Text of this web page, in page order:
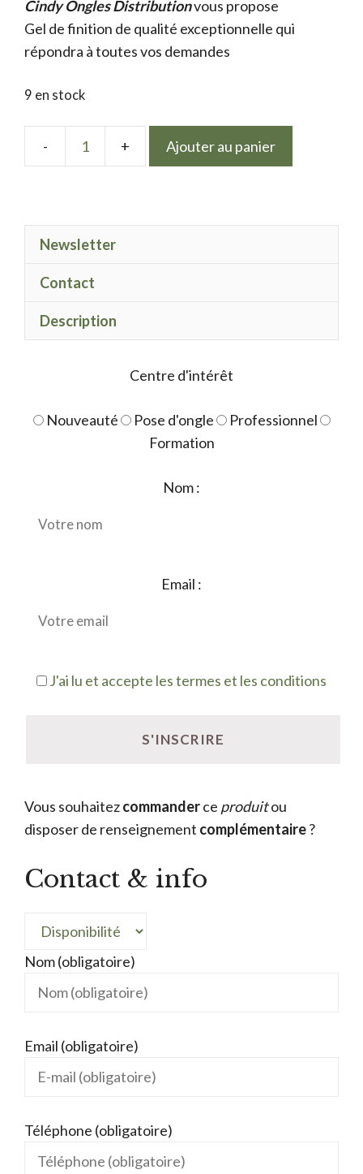
initial
était :
9.50 €.
actuel
est :
7.50 €.
Cindy Ongles Distributionvous propose
Gel de finition de qualité exceptionnelle qui
répondra à toutes vos demandes
9 en stock
quantité
platinum
Ajouter au panier
Newsletter
Contact
Description
Centre d'intérêt
Nouveauté Pose d'ongle
Professionnel
Formation
Nom :
Email :
J'ai lu et accepte les termes et les conditions
Vous souhaitezcommanderce produitou
disposer de renseignement complémentaire?
Contact & info
Nom (obligatoire)
Email (obligatoire)
Téléphone (obligatoire)